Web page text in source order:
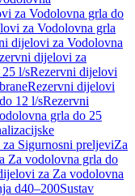
za Vodolovna grla do
za Vodolovna grla
dijelovi za Vodolovna
dijelovi za
l/sRezervni dijelovi
Rezervni dijelovi
12 l/sRezervni
grla do 25
Sigurnosni preljeviZa
Za vodolovna grla do
za Za vodolovna
d40–200Sustav